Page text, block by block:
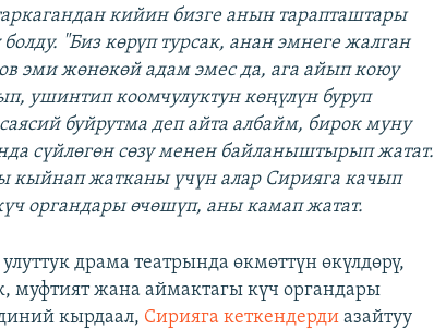
кийин бизге анын тарапташтары
"Биз көрүп турсак, анан эмнеге жалган
эми жөнөкөй адам эмес да, ага айып коюу
ушинтип коомчулуктун көңүлүн буруп
буйрутма деп айта албайм, бирок муну
сүйлөгөн сөзү менен байланыштырып жатат.
кыйнап жатканы үчүн алар Сирияга качып
органдары өчөшүп, аны камап жатат.
драма театрында өкмөттүн өкүлдөрү,
жана аймактагы күч органдары
кырдаал, Сирияга кеткендерди азайтуу